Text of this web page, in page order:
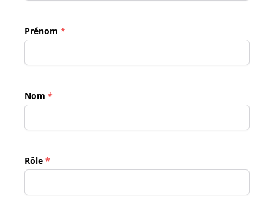
Prénom *
Nom *
Rôle *